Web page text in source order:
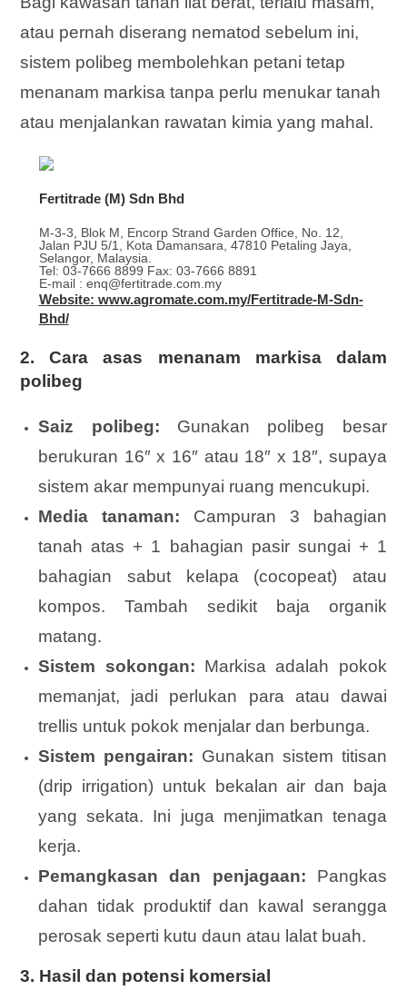
atau pernah diserang nematod sebelum ini,
sistem polibeg membolehkan petani tetap
menanam markisa tanpa perlu menukar tanah
atau menjalankan rawatan kimia yang mahal.
Fertitrade (M) Sdn Bhd
M-3-3, Blok M, Encorp Strand Garden Office, No. 12,
Jalan PJU 5/1, Kota Damansara, 47810 Petaling Jaya,
Selangor, Malaysia.
Tel: 03-7666 8899 Fax: 03-7666 8891
E-mail : enq@fertitrade.com.my
Website: www.agromate.com.my/Fertitrade-M-Sdn-
Bhd/
2. Cara asas menanam markisa dalam
polibeg
Saiz polibeg: Gunakan polibeg besar
berukuran 16″ x 16″ atau 18″ x 18″, supaya
sistem akar mempunyai ruang mencukupi.
Media tanaman: Campuran 3 bahagian
tanah atas + 1 bahagian pasir sungai + 1
bahagian sabut kelapa (cocopeat) atau
kompos. Tambah sedikit baja organik
matang.
Sistem sokongan: Markisa adalah pokok
memanjat, jadi perlukan para atau dawai
trellis untuk pokok menjalar dan berbunga.
Sistem pengairan: Gunakan sistem titisan
(drip irrigation) untuk bekalan air dan baja
yang sekata. Ini juga menjimatkan tenaga
kerja.
Pemangkasan dan penjagaan: Pangkas
dahan tidak produktif dan kawal serangga
perosak seperti kutu daun atau lalat buah.
3. Hasil dan potensi komersial